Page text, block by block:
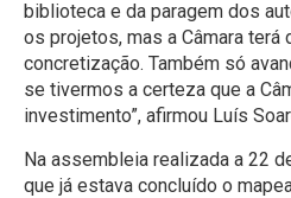
biblioteca e da paragem dos
os projetos, mas a Câmara terá
concretização. Também só
se tivermos a certeza que a
investimento”, afirmou Luís
Na assembleia realizada a 22
que já estava concluído o